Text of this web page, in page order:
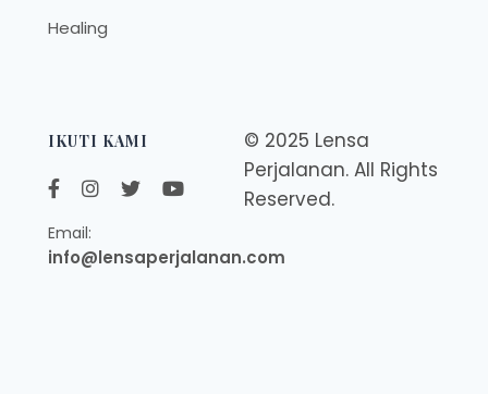
Healing
IKUTI KAMI
Email:
info@lensaperjalanan.com
© 2025 Lensa
Perjalanan. All Rights
Reserved.